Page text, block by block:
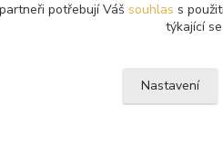
potřebují Váš souhlas s
týkající
Nastavení